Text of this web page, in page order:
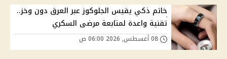
خاتم ذكي يقيس الجلوكوز عبر العرق دون وخز..
تقنية واعدة لمتابعة مرضى السكري